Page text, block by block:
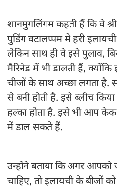
शानमुगलिंगम कहती हैं कि वे
पुडिंग वटालप्पम में हरी
लेकिन साथ ही वे इसे पुलाव,
मैरिनेड में भी डालती हैं,
चीजों के साथ अच्छा लगता है.
से बनी होती है. इसे ब्लीच
हल्का होता है. इसे भी आप केक,
में डाल सकते हैं.
उन्होंने बताया कि अगर आपको
चाहिए, तो इलायची के बीजों